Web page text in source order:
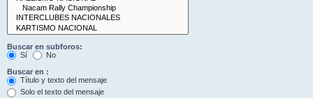
Buscar en subforos:
Sí
No
Buscar en :
Título y texto del mensaje
Solo el texto del mensaje